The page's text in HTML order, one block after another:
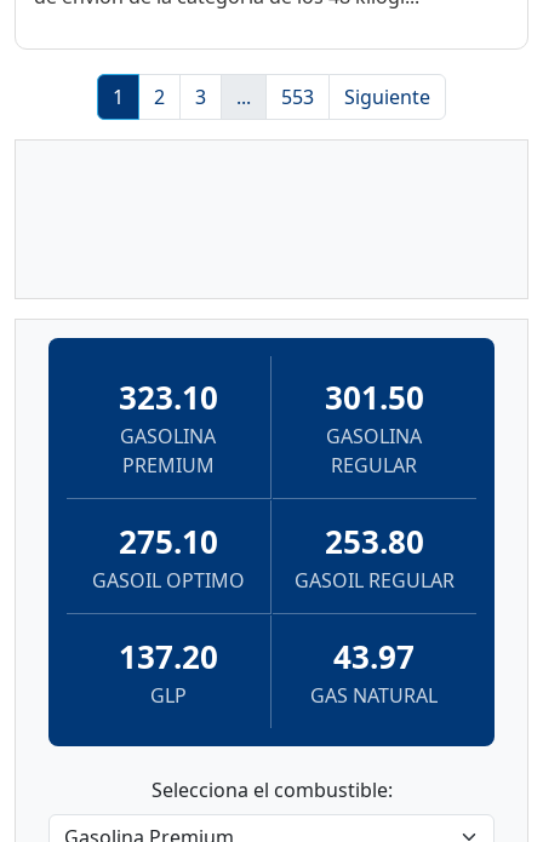
1 2 3 ... 553 Siguiente
323.10
GASOLINA
PREMIUM
301.50
GASOLINA
REGULAR
275.10
GASOIL OPTIMO
253.80
GASOIL REGULAR
137.20
GLP
43.97
GAS NATURAL
Selecciona el combustible: